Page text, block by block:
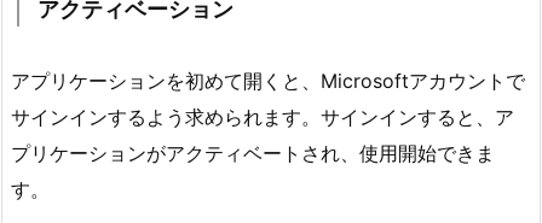
アクティベーション
アプリケーションを初めて開くと、Microsoftアカウントで
サインインするよう求められます。サインインすると、ア
プリケーションがアクティベートされ、使用開始できま
す。